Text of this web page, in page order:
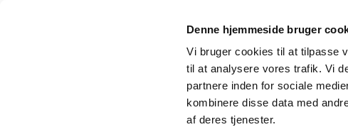
Denne hjemmeside bruger
Vi bruger cookies til at tilpasse
til at analysere vores trafik. Vi
partnere inden for sociale
kombinere disse data med
af deres tjenester.
Bedsted Thy Forside